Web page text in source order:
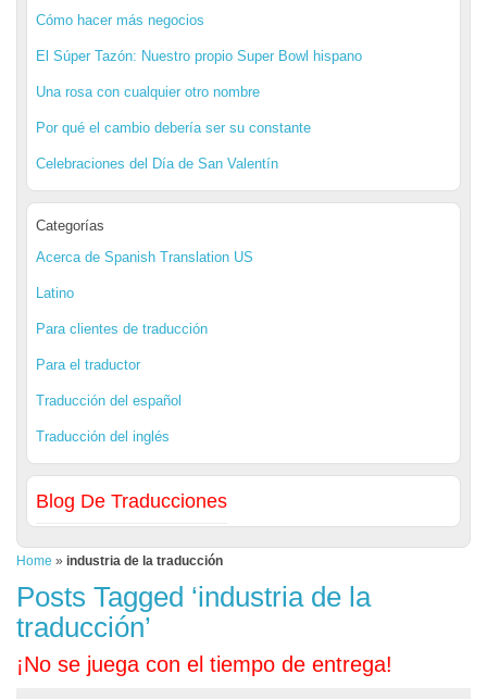
Cómo hacer más negocios
El Súper Tazón: Nuestro propio Super Bowl hispano
Una rosa con cualquier otro nombre
Por qué el cambio debería ser su constante
Celebraciones del Día de San Valentín
Categorías
Acerca de Spanish Translation US
Latino
Para clientes de traducción
Para el traductor
Traducción del español
Traducción del inglés
Blog De Traducciones
Home » industria de la traducción
Posts Tagged ‘industria de la
traducción’
¡No se juega con el tiempo de entrega!